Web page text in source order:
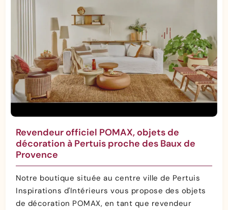
Revendeur officiel POMAX, objets de
décoration à Pertuis proche des Baux de
Provence
Notre boutique située au centre ville de Pertuis
Inspirations d'Intérieurs vous propose des objets
de décoration POMAX, en tant que revendeur